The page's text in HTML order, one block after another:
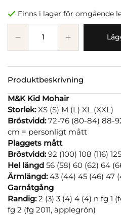
Finns i lager för omgående
Produktbeskrivning
M&K Kid Mohair
Storlek:XS (S) M (L) XL (XXL)
Bröstvidd:72-76 (80-84) 88-92
cm = personligt mått
Plaggets mått
Bröstvidd:92 (100) 108 (116)
Hel längd 56 (58) 60 (62) 64
Ärmlängd:43 (44) 45 (46) 47
Garnåtgång
Randig:2 (3) 3 (4) 4 (4) n fg 1
fg 2 (fg 2011, äpplegrön)